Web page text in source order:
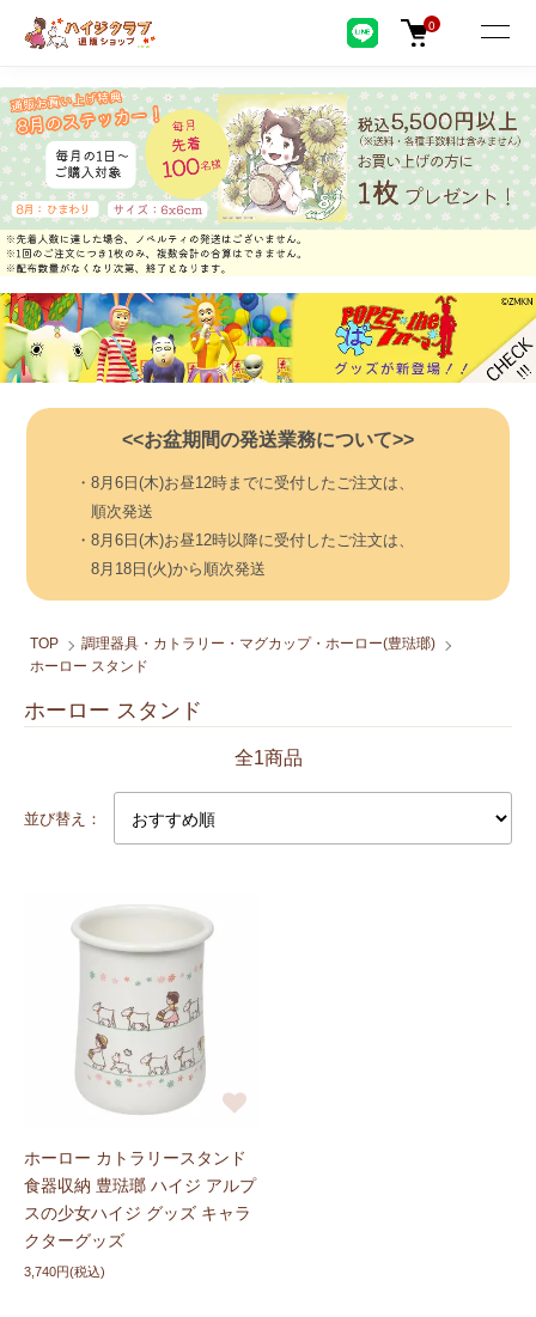
0
<<お盆期間の発送業務について>>
・8月6日(木)お昼12時までに受付したご注文は、
順次発送
・8月6日(木)お昼12時以降に受付したご注文は、
8月18日(火)から順次発送
TOP
調理器具・カトラリー・マグカップ・ホーロー(豊琺瑯)
ホーロー スタンド
ホーロー スタンド
全1商品
並び替え：
ホーロー カトラリースタンド
食器収納 豊琺瑯 ハイジ アルプ
スの少女ハイジ グッズ キャラ
クターグッズ
3,740円(税込)